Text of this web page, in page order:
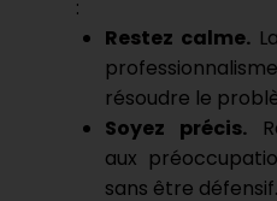
:
Restez calme.
résoudre le
Soyez précis.
aux
sans être défensif.